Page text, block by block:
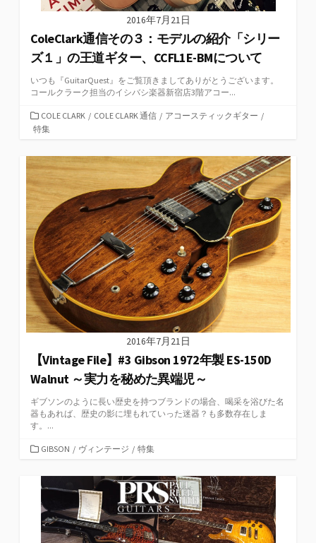
2016年7月21日
ColeClark通信その３：モデルの紹介「シリー
ズ１」の王道ギター、CCFL1E-BMについて
いつも『GuitarQuest』をご覧頂きましてありがとうございます。
コールクラーク担当のイシバシ楽器新宿店3階アコー...
カ
テ
リ
ー
COLE CLARK / COLE CLARK 通信 / アコースティックギター /
特集
2016年7月21日
【Vintage File】#3 Gibson 1972年製 ES-150D
Walnut ～実力を秘めた異端児～
ギブソンのように長い歴史を持つブランドの場合、喝采を浴びた名
器もあれば、歴史の影に埋もれていった迷器？も多数存在しま
す。...
カ
ゴ
リ
ー
GIBSON / ヴィンテージ / 特集